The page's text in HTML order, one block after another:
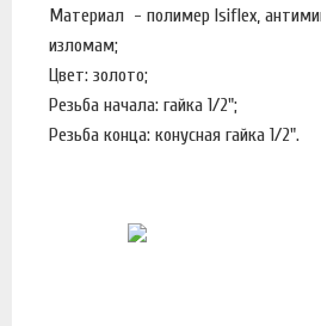
Материал - полимер Isiflex,
изломам;
Цвет: золото;
Резьба начала: гайка 1/2";
Резьба конца: конусная гайка 1/2".